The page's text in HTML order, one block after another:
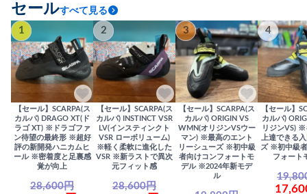
セールすべて見る
1
【セール】SCARPA(ス
カルパ) DRAGO XT(ド
ラゴ XT) ※ドラゴファ
ン待望の最終形 ※超好
評の新開発ハニカムヒ
ール ※密着度と足裏感
覚が向上
28,600円
2
【セール】SCARPA(ス
カルパ) INSTINCT VSR
LV(インスティンクト
VSR ローボリューム)
※軽く柔軟に進化した
VSR ※新ラストで異次
元フィット感
28,600円
3
【セール】SCARPA(ス
カルパ) ORIGIN VS
WMN(オリジンVSウー
マン) ※最高のエント
リーシューズ ※初中級
者向けコンフォートモ
デル ※2024年新モデ
ル
4
【セール】
カルパ)
リジンVS) ※
上達できる
ズ ※初中級
フォート